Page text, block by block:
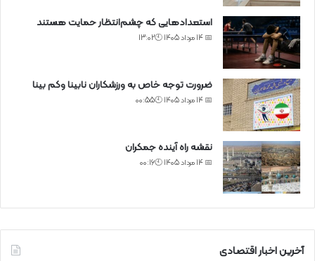
استعدادهایی که چشم‌انتظار حمایت هستند
📅 14 مرداد 1405 🕙13:02
ضرورت توجه خاص به ورزشکاران نابینا وکم بینا
📅 14 مرداد 1405 🕙00:55
نقشه راه آینده جمکران
📅 14 مرداد 1405 🕙00:16
آخرین اخبار اقتصادی